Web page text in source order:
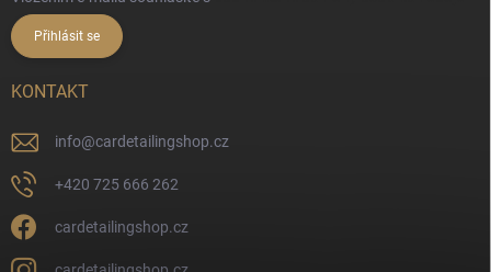
Přihlásit se
KONTAKT
info@cardetailingshop.cz
+420 725 666 262
cardetailingshop.cz